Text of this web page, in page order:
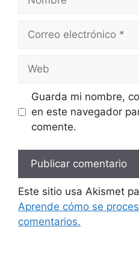
electrónico
Guarda mi nombre,
en este navegador
comente.
Este sitio usa Akismet
Aprende cómo se
comentarios.